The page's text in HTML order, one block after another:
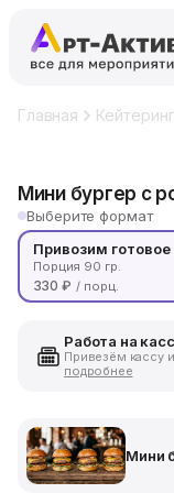
Главная Кейтеринг
Мини бургер с
Выберите формат
Привозим готовое
Порция 90 гр.
330 ₽ / порц.
Работа на
Привезём кассу
подробнее
Мини